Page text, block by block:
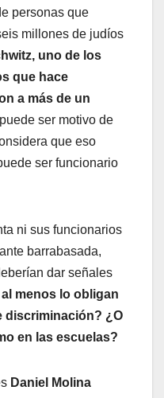
personas que
millones de judíos
uno de los
que hace
a más de un
ser motivo de
que eso
ser funcionario
ni sus funcionarios
barrabasada,
dar señales
menos lo obligan
discriminación? ¿O
en las escuelas?
Daniel Molina